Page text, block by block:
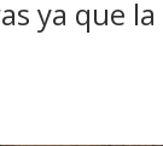
ya que